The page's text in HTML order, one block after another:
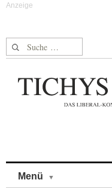
Suche nach:
Menü